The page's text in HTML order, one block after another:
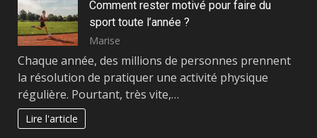
Comment rester motivé pour faire du
sport toute l’année ?
Marise
Chaque année, des millions de personnes prennent
la résolution de pratiquer une activité physique
régulière. Pourtant, très vite,…
Lire l'article